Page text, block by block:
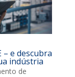
– e descubra
indústria
de